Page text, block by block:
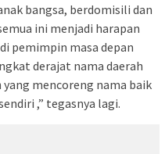
bangsa, berdomisili dan
ini menjadi harapan
pemimpin masa depan
derajat nama daerah
mencoreng nama baik
,” tegasnya lagi.